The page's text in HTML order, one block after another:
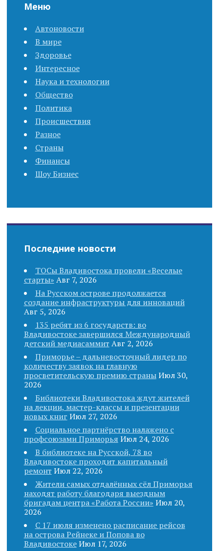
i
Меню
Автоновости
В мире
Здоровье
Интересное
Наука и технологии
Общество
Политика
Происшествия
Разное
Страны
Финансы
Шоу Бизнес
Последние новости
ТОСы Владивостока провели «Веселые
старты» Авг 7, 2026
На Русском острове продолжается
создание инфраструктуры для инноваций
Авг 5, 2026
135 ребят из 6 государств: во
Владивостоке завершился Международный
детский медиасаммит Авг 2, 2026
Приморье – дальневосточный лидер по
количеству заявок на главную
просветительскую премию страныИюл 30,
2026
Библиотеки Владивостока ждут жителей
на лекции, мастер-классы и презентации
новых книг Июл 27, 2026
Социальное партнёрство налажено с
профсоюзами Приморья Июл 24, 2026
В библиотеке на Русской, 78 во
Владивостоке проходит капитальный
ремонт Июл 22, 2026
Жители самых отдалённых сёл Приморья
находят работу благодаря выездным
бригадам центра «Работа России» Июл 20,
2026
С 17 июля изменено расписание рейсов
на острова Рейнеке и Попова во
ВладивостокеИюл 17, 2026